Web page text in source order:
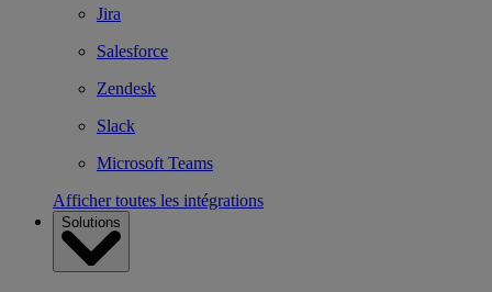
Jira
Salesforce
Zendesk
Slack
Microsoft Teams
Afficher toutes les intégrations
Solutions